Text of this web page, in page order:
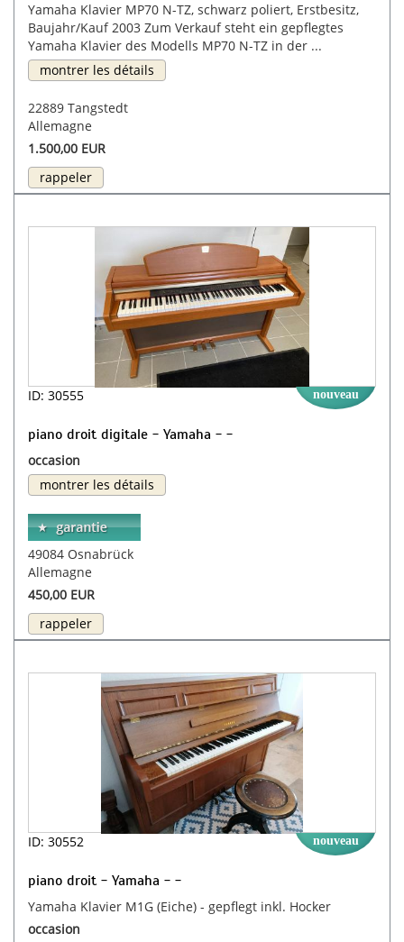
Yamaha Klavier MP70 N-TZ, schwarz poliert, Erstbesitz,
Baujahr/Kauf 2003 Zum Verkauf steht ein gepflegtes
Yamaha Klavier des Modells MP70 N-TZ in der ...
montrer les détails
22889 Tangstedt
Allemagne
1.500,00 EUR
rappeler
ID: 30555 nouveau
piano droit digitale - Yamaha - -
occasion
montrer les détails
49084 Osnabrück
Allemagne
450,00 EUR
rappeler
ID: 30552 nouveau
piano droit - Yamaha - -
Yamaha Klavier M1G (Eiche) - gepflegt inkl. Hocker
occasion